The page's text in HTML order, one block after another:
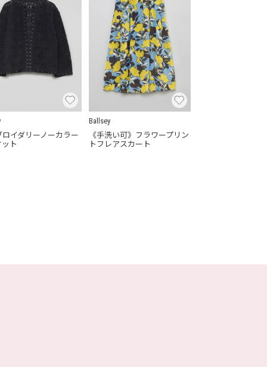
ロイダリーノーカラー
ト
Ballsey
《手洗い可》フラワープリン
トフレアスカート